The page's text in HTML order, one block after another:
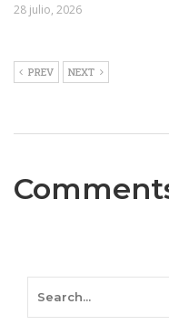
28 julio, 2026
PREV NEXT